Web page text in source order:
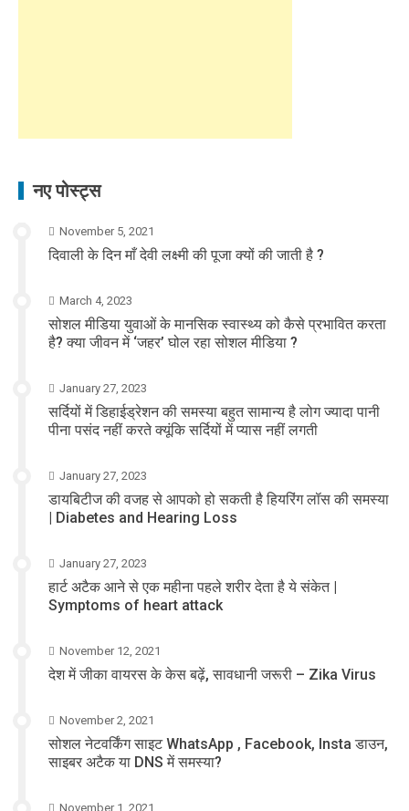
नए पोस्ट्स
November 5, 2021
दिवाली के दिन माँ देवी लक्ष्मी की पूजा क्यों की जाती है ?
March 4, 2023
सोशल मीडिया युवाओं के मानसिक स्वास्थ्य को कैसे प्रभावित करता
है? क्या जीवन में ‘जहर’ घोल रहा सोशल मीडिया ?
January 27, 2023
सर्दियों में डिहाईड्रेशन की समस्या बहुत सामान्य है लोग ज्यादा पानी
पीना पसंद नहीं करते क्यूंकि सर्दियों में प्यास नहीं लगती
January 27, 2023
डायबिटीज की वजह से आपको हो सकती है हियरिंग लॉस की समस्या
| Diabetes and Hearing Loss
January 27, 2023
हार्ट अटैक आने से एक महीना पहले शरीर देता है ये संकेत |
Symptoms of heart attack
November 12, 2021
देश में जीका वायरस के केस बढ़ें, सावधानी जरूरी – Zika Virus
November 2, 2021
सोशल नेटवर्किंग साइट WhatsApp , Facebook, Insta डाउन,
साइबर अटैक या DNS में समस्या?
November 1, 2021